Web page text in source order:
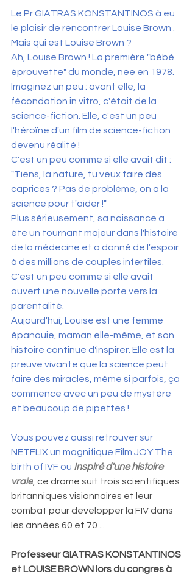
Le Pr GIATRAS KONSTANTINOS à eu
le plaisir de rencontrer Louise Brown .
Mais qui est Louise Brown ?
Ah, Louise Brown ! La première "bébé
éprouvette" du monde, née en 1978.
Imaginez un peu : avant elle, la
fécondation in vitro, c'était de la
science-fiction. Elle, c'est un peu
l'héroïne d'un film de science-fiction
devenu réalité !
C'est un peu comme si elle avait dit :
"Tiens, la nature, tu veux faire des
caprices ? Pas de problème, on a la
science pour t'aider !"
Plus sérieusement, sa naissance a
été un tournant majeur dans l'histoire
de la médecine et a donné de l'espoir
à des millions de couples infertiles.
C'est un peu comme si elle avait
ouvert une nouvelle porte vers la
parentalité.
Aujourd'hui, Louise est une femme
épanouie, maman elle-même, et son
histoire continue d'inspirer. Elle est la
preuve vivante que la science peut
faire des miracles, même si parfois, ça
commence avec un peu de mystère
et beaucoup de pipettes !
Vous pouvez aussi retrouver sur
NETFLIX un magnifique Film JOY The
birth of IVF ou Inspiré d'une histoire
vraie , ce drame suit trois scientifiques
britanniques visionnaires et leur
combat pour développer la FIV dans
les années 60 et 70 ...
Professeur GIATRAS KONSTANTINOS
et LOUISE BROWN lors du congres à